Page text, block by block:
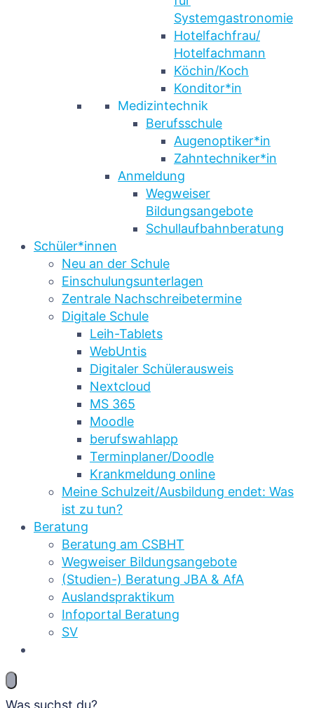
Systemgastronomie
Hotelfachfrau/
Hotelfachmann
Köchin/Koch
Konditor*in
Medizintechnik
Berufsschule
Augenoptiker*in
Zahntechniker*in
Anmeldung
Wegweiser
Bildungsangebote
Schullaufbahnberatung
Schüler*innen
Neu an der Schule
Einschulungsunterlagen
Zentrale Nachschreibetermine
Digitale Schule
Leih-Tablets
WebUntis
Digitaler Schülerausweis
Nextcloud
MS 365
Moodle
berufswahlapp
Terminplaner/Doodle
Krankmeldung online
Meine Schulzeit/Ausbildung endet: Was
ist zu tun?
Beratung
Beratung am CSBHT
Wegweiser Bildungsangebote
(Studien-) Beratung JBA & AfA
Auslandspraktikum
Infoportal Beratung
SV
Was suchst du?